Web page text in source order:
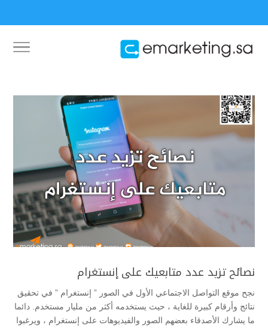
نصائح تزيد عدد متابعيك على إنستغرام
نجح موقع التواصل الاجتماعي الأول في الصور ” إنستغرام ” في تحقيق
نتائج وأرقام كبيرة للغاية ، حيث يستخدمه أكثر من مليار مستخدم. دائما
ما يشارك الأصدقاء بعضهم الصور والفيديوهات على إنستغرام ، ويرغبوا